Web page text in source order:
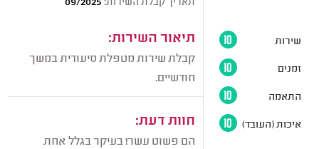
תיאור השירות:
קבלת שירות מטפלת סיעודית במשך
חודשיים.
חוות דעת:
הם פשוט עשר! בעיקר בגלל אחת
שירות 10
זמנים 10
התאמה 10
איכות (העובד) 10